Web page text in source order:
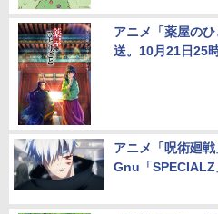
アニメ「薬屋の
送。10月21日25
アニメ「呪術廻
Gnu「SPECIALZ